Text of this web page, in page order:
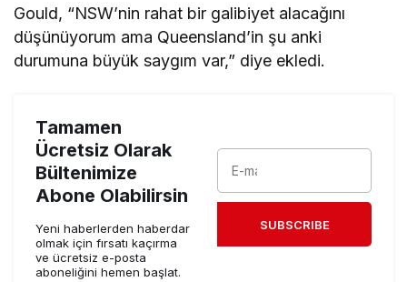
Gould, “NSW’nin rahat bir galibiyet alacağını
düşünüyorum ama Queensland’in şu anki
durumuna büyük saygım var,” diye ekledi.
Tamamen
Ücretsiz Olarak
Bültenimize
Abone Olabilirsin
Yeni haberlerden haberdar
olmak için fırsatı kaçırma
ve ücretsiz e-posta
aboneliğini hemen başlat.
SUBSCRIBE